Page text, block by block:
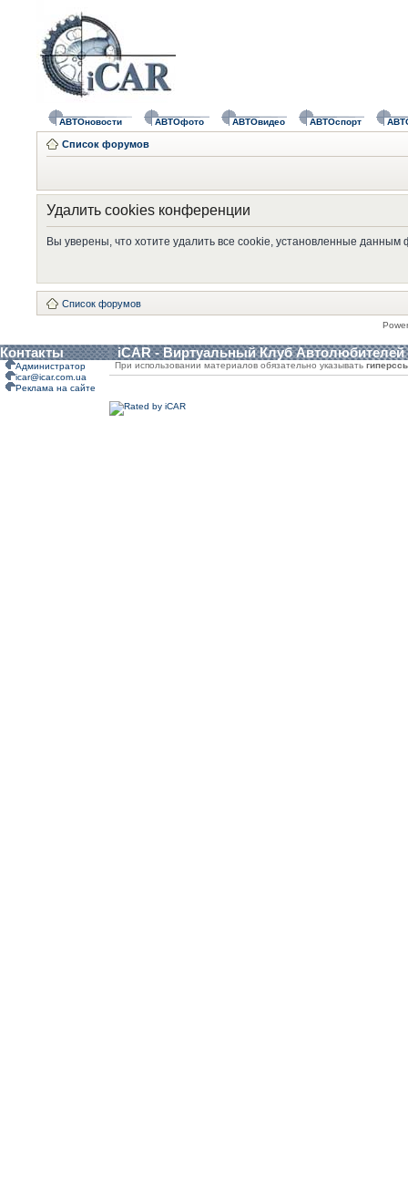
АВТОновости АВТОфото АВТОвидео АВТОспорт
Список форумов
Удалить cookies конференции
Вы уверены, что хотите удалить все cookie, установленные
Список форумов
Контакты iCAR - Виртуальный Клуб Автолюбителей
Администратор
icar@icar.com.ua
Реклама на сайте
При использовании материалов обязательно указывать